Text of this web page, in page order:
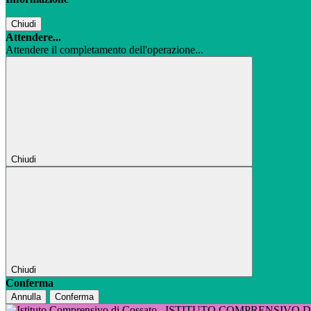
Chiudi
Attendere...
Attendere il completamento dell'operazione...
Chiudi
Chiudi
Conferma
Annulla Conferma